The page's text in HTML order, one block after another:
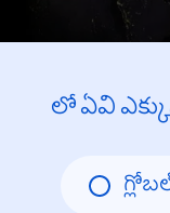
లో ఏవి